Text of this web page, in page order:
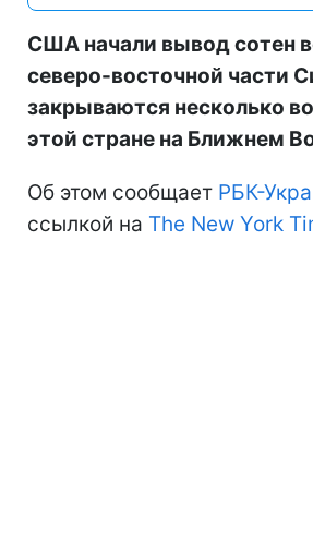
США начали вывод сотен
северо-восточной части
закрываются несколько
этой стране на Ближнем
Об этом сообщает РБК-
ссылкой на The New York